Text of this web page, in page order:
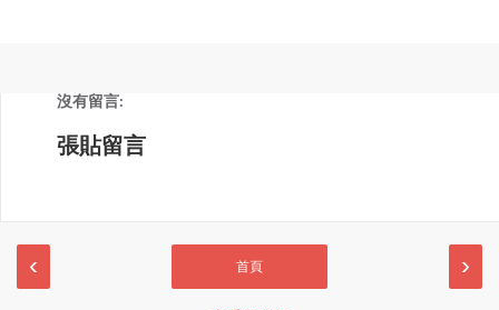
沒有留言:
張貼留言
‹ ›
首頁